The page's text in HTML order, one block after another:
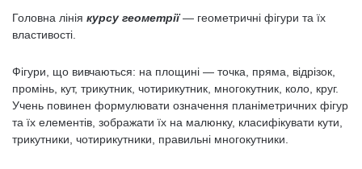
Головна лінія курсу геометрії— геометричні фігури та їх
властивості.
Фігури, що вивчаються: на площині — точка, пряма, відрізок,
промінь, кут, трикутник, чотирикутник, многокутник, коло, круг.
Учень повинен формулювати означення планіметричних фігур
та їх елементів, зображати їх на малюнку, класифікувати кути,
трикутники, чотирикутники, правильні многокутники.